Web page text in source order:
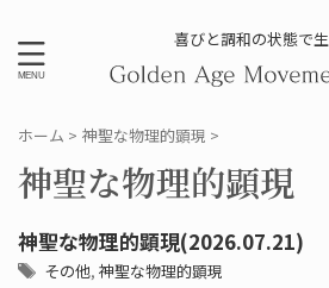
喜びと調和の状態で
ホーム > 神聖な物理的顕現 >
神聖な物理的顕現
神聖な物理的顕現(2026.07.21)
その他, 神聖な物理的顕現